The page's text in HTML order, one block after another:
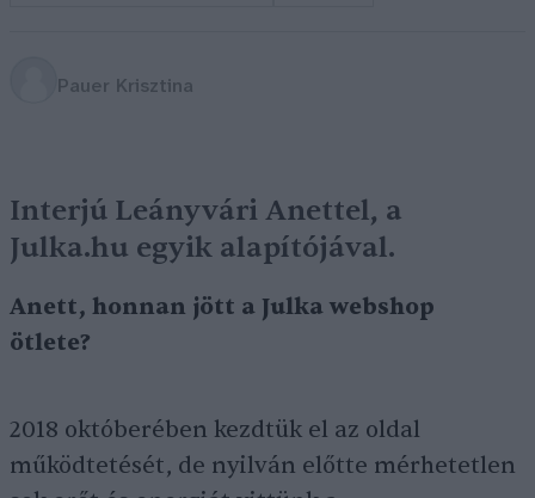
Pauer Krisztina
Interjú Leányvári Anettel, a
Julka.hu egyik alapítójával.
Anett, honnan jött a Julka webshop
ötlete?
2018 októberében kezdtük el az oldal
működtetését, de nyilván előtte mérhetetlen